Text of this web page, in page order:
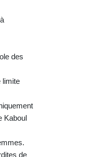
des
limite
Kaboul
de